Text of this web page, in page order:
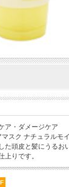
ア・ダメージケア
マスク ナチュラルモ
た頭皮と髪にうるお
上りです。